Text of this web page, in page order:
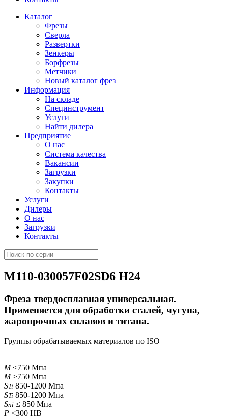
Каталог
Фрезы
Сверла
Развертки
Зенкеры
Борфрезы
Метчики
Новый каталог фрез
Информация
На складе
Специнструмент
Услуги
Найти дилера
Предприятие
О нас
Система качества
Вакансии
Загрузки
Закупки
Контакты
Услуги
Дилеры
О нас
Загрузки
Контакты
M110-030057F02SD6 H24
Фреза твердосплавная универсальная.
Применяется для обработки сталей, чугуна,
жаропрочных сплавов и титана.
Группы обрабатываемых материалов по ISO
M ≤750 Мпа
M >750 Мпа
STi 850-1200 Мпа
STi 850-1200 Мпа
Sni ≤ 850 Мпа
P <300 HB